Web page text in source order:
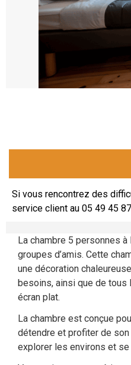
Si vous rencontrez des
service client au 05 49 45
La chambre 5 personnes
groupes d’amis. Cette
une décoration
besoins, ainsi que de tous
écran plat.
La chambre est conçue
détendre et profiter de son
explorer les environs et se